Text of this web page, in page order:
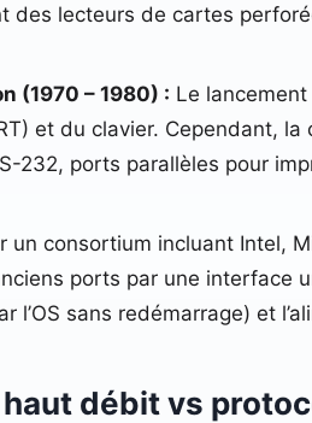
des lecteurs de cartes
(1970 – 1980) : Le lancement
et du clavier. Cependant,
232, ports parallèles pour
un consortium incluant Intel,
ports par une interface
sans redémarrage) et
débit vs